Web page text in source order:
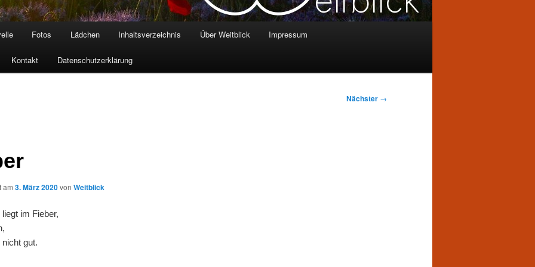
Fotos Lädchen Inhaltsverzeichnis Über Weitblick Impressum
Kontakt Datenschutzerklärung
Nächster →
am 3. März 2020von Weitblick
im Fieber,
gut.